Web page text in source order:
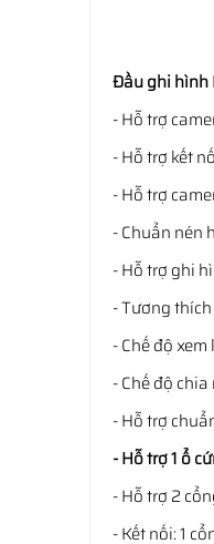
Đầu ghi hình
- Hỗ trợ
- Hỗ trợ kết
- Hỗ trợ
- Chuẩn nén
- Hỗ trợ ghi
- Tương
- Chế độ
- Chế độ
- Hỗ trợ
- Hỗ trợ 1 ổ
- Hỗ trợ 2
- Kết nối: 1